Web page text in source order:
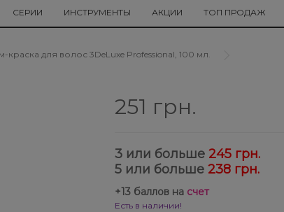
СЕРИИ ИНСТРУМЕНТЫ АКЦИИ ТОП ПРОДАЖ
краска для волос 3DeLuxe Professional, 100 мл.
251 грн.
3 или больше 245 грн.
5 или больше 238 грн.
+13баллов на счет
Есть в наличии!